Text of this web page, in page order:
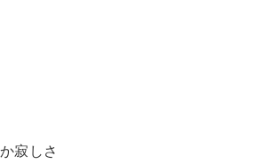
寂しさ